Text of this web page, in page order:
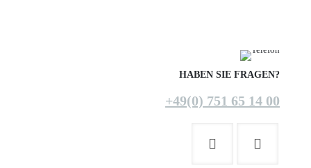
HABEN SIE FRAGEN?
+49(0) 751 65 14 00